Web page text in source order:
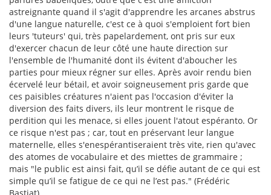
astreignante quand il s'agit d'apprendre les arcanes abstrus
d'une langue naturelle, c'est ce à quoi s'emploient fort bien
leurs 'tuteurs' qui, très papelardement, ont pris sur eux
d'exercer chacun de leur côté une haute direction sur
l'ensemble de l'humanité dont ils évitent d'aboucher les
parties pour mieux régner sur elles. Après avoir rendu bien
écervelé leur bétail, et avoir soigneusement pris garde que
ces paisibles créatures n'aient pas l'occasion d'éviter la
diversion des faits divers, ils leur montrent le risque de
perdition qui les menace, si elles jouent l'atout espéranto. Or
ce risque n'est pas ; car, tout en préservant leur langue
maternelle, elles s'enespérantiseraient très vite, rien qu'avec
des atomes de vocabulaire et des miettes de grammaire ;
mais "le public est ainsi fait, qu’il se défie autant de ce qui est
simple qu’il se fatigue de ce qui ne l’est pas." (Frédéric